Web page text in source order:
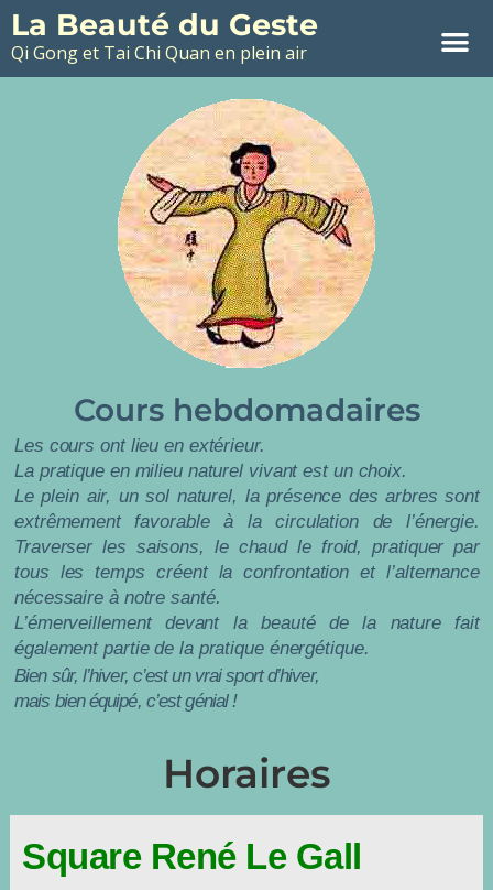
La Beauté du Geste
Qi Gong et Tai Chi Quan en plein air
Cours hebdomadaires
Les cours ont lieu en extérieur.
La pratique en milieu naturel vivant est un choix.
Le plein air, un sol naturel, la présence des arbres sont
extrêmement favorable à la circulation de l’énergie.
Traverser les saisons, le chaud le froid, pratiquer par
tous les temps créent la confrontation et l’alternance
nécessaire à notre santé.
L’émerveillement devant la beauté de la nature fait
également partie de la pratique énergétique.
Bien sûr, l’hiver, c’est un vrai sport d’hiver,
mais bien équipé, c’est génial !
Horaires
Square René Le Gall